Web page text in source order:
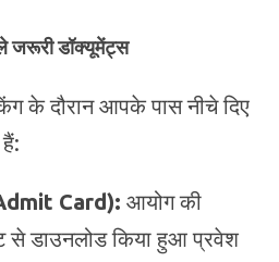
जरूरी डॉक्यूमेंट्स
के दौरान आपके पास नीचे दिए
Card): आयोग की
से डाउनलोड किया हुआ प्रवेश